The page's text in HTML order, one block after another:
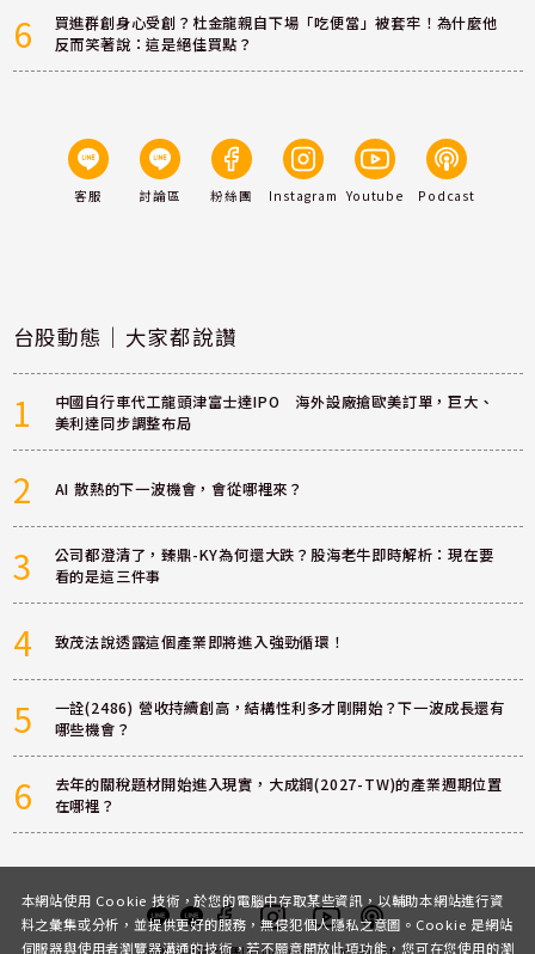
6
買進群創身心受創？杜金龍親自下場「吃便當」被套牢！為什麼他
反而笑著說：這是絕佳買點？
客服 討論區 粉絲團 Instagram Youtube Podcast
台股動態｜大家都說讚
1
中國自行車代工龍頭津富士達IPO 海外設廠搶歐美訂單，巨大、
美利達同步調整布局
2 AI 散熱的下一波機會，會從哪裡來？
3
公司都澄清了，臻鼎-KY為何還大跌？股海老牛即時解析：現在要
看的是這三件事
4 致茂法說透露這個產業即將進入強勁循環！
5
一詮(2486) 營收持續創高，結構性利多才剛開始？下一波成長還有
哪些機會？
6
去年的關稅題材開始進入現實，大成鋼(2027-TW)的產業週期位置
在哪裡？
客服 討論區粉絲團InstagramYoutubePodcast
本網站使用 Cookie 技術，於您的電腦中存取某些資訊，以輔助本網站進行資
料之彙集或分析，並提供更好的服務，無侵犯個人隱私之意圖。Cookie 是網站
伺服器與使用者瀏覽器溝通的技術，若不願意開放此項功能，您可在您使用的瀏